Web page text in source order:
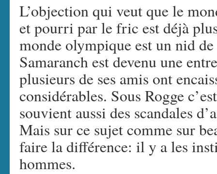
L’objection qui veut que le
et pourri par le fric est déjà
monde olympique est un nid
Samaranch est devenu une
plusieurs de ses amis ont
considérables. Sous Rogge
souvient aussi des scandales
Mais sur ce sujet comme sur
faire la différence: il y a les
hommes.